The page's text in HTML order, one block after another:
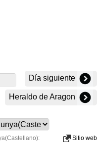
Día siguiente
Heraldo de Aragon
Sitio web